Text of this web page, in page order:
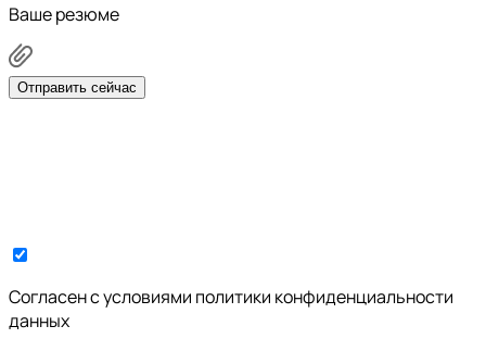
Ваше резюме
Отправить сейчас
Cогласен с условиями политики конфиденциальности
данных